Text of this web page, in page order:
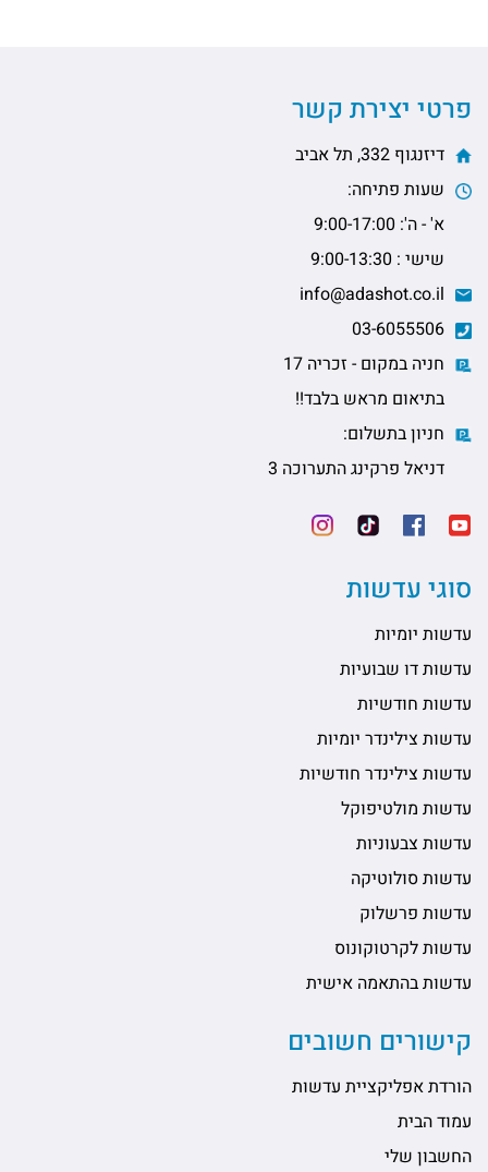
פרטי יצירת קשר
דיזנגוף 332, תל אביב
שעות פתיחה:
א' - ה': 9:00-17:00
שישי : 9:00-13:30
חניה במקום - זכריה 17
בתיאום מראש בלבד!!
חניון בתשלום:
דניאל פרקינג התערוכה 3
סוגי עדשות
עדשות יומיות
עדשות דו שבועיות
עדשות חודשיות
עדשות צילינדר יומיות
עדשות צילינדר חודשיות
עדשות מולטיפוקל
עדשות צבעוניות
עדשות סולוטיקה
עדשות פרשלוק
עדשות לקרטוקונוס
עדשות בהתאמה אישית
קישורים חשובים
הורדת אפליקציית עדשות
עמוד הבית
החשבון שלי